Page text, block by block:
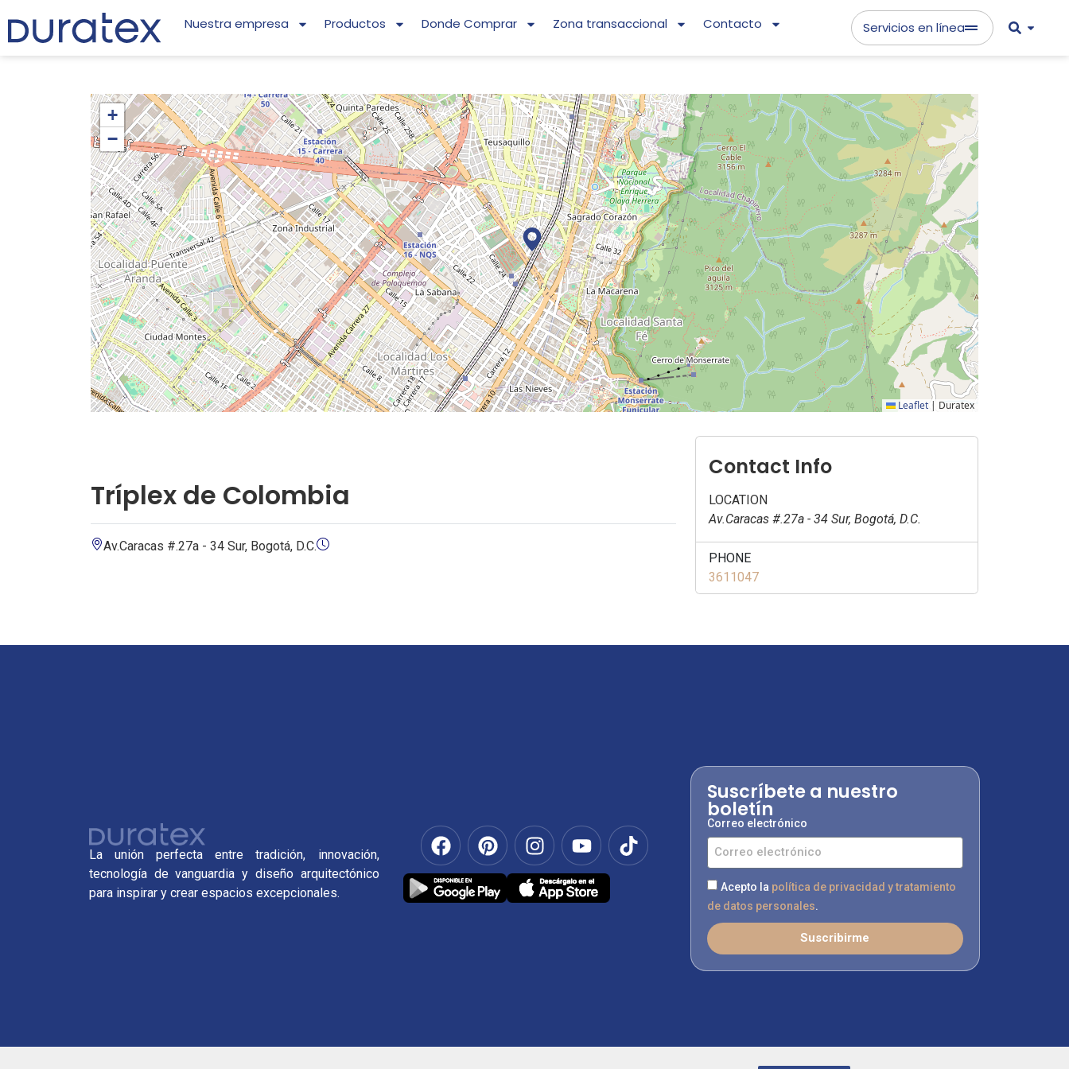
Nuestra empresa Productos Donde Comprar Zona transaccional Contacto Servicios en línea
+
−
Leaflet | Duratex
Tríplex de Colombia
Av.Caracas #.27a - 34 Sur, Bogotá, D.C.
Contact Info
LOCATION
Av.Caracas #.27a - 34 Sur, Bogotá, D.C.
PHONE
3611047
La unión perfecta entre tradición, innovación,
tecnología de vanguardia y diseño arquitectónico
para inspirar y crear espacios excepcionales.
Suscríbete a nuestro
boletín
Correo electrónico
Acepto la política de privacidad y tratamiento
de datos personales.
Suscribirme